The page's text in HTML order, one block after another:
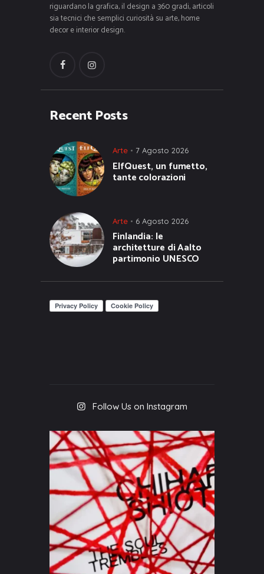
riguardano la grafica, il design a 360 gradi, articoli
sia tecnici che semplici curiosità su arte, home
decor e interior design.
Recent Posts
Arte 7 Agosto 2026
ElfQuest, un fumetto,
tante colorazioni
Arte 6 Agosto 2026
Finlandia: le
architetture di Aalto
partimonio UNESCO
Follow Us on Instagram